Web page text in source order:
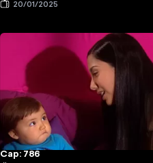
20/01/2025
Cap: 786